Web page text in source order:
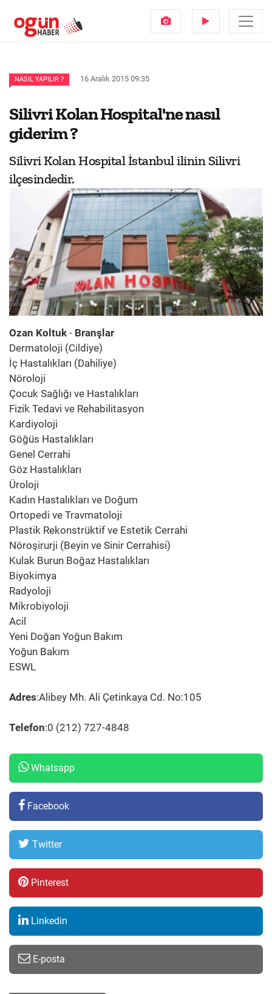
NASIL YAPILIR ? 16 Aralık 2015 09:35
Silivri Kolan Hospital'ne nasıl
giderim ?
Silivri Kolan Hospital İstanbul ilinin Silivri
ilçesindedir.
Ozan Koltuk - Branşlar
Dermatoloji (Cildiye)
İç Hastalıkları (Dahiliye)
Nöroloji
Çocuk Sağlığı ve Hastalıkları
Fizik Tedavi ve Rehabilitasyon
Kardiyoloji
Göğüs Hastalıkları
Genel Cerrahi
Göz Hastalıkları
Üroloji
Kadın Hastalıkları ve Doğum
Ortopedi ve Travmatoloji
Plastik Rekonstrüktif ve Estetik Cerrahi
Nöroşirurji (Beyin ve Sinir Cerrahisi)
Kulak Burun Boğaz Hastalıkları
Biyokimya
Radyoloji
Mikrobiyoloji
Acil
Yeni Doğan Yoğun Bakım
Yoğun Bakım
ESWL
Adres:Alibey Mh. Ali Çetinkaya Cd. No:105
Telefon:0 (212) 727-4848
Whatsapp
Facebook
Twitter
Pinterest
Linkedin
E-posta